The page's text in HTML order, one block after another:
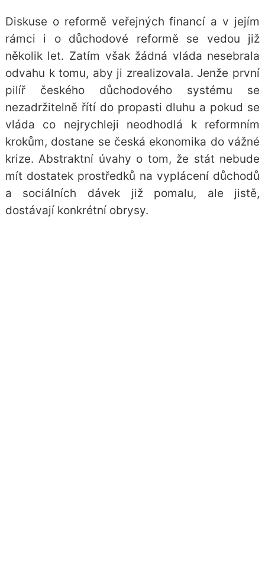
Diskuse o reformě veřejných financí a v jejím
rámci i o důchodové reformě se vedou již
několik let. Zatím však žádná vláda nesebrala
odvahu k tomu, aby ji zrealizovala. Jenže první
pilíř českého důchodového systému se
nezadržitelně řítí do propasti dluhu a pokud se
vláda co nejrychleji neodhodlá k reformním
krokům, dostane se česká ekonomika do vážné
krize. Abstraktní úvahy o tom, že stát nebude
mít dostatek prostředků na vyplácení důchodů
a sociálních dávek již pomalu, ale jistě,
dostávají konkrétní obrysy.